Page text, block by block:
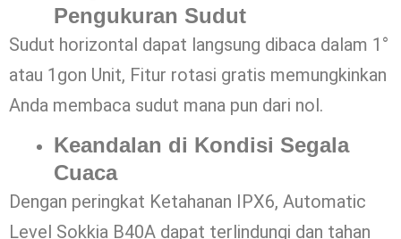
Pengukuran Sudut
Sudut horizontal dapat langsung dibaca dalam 1°
atau 1gon Unit, Fitur rotasi gratis memungkinkan
Anda membaca sudut mana pun dari nol.
Keandalan di Kondisi Segala
Cuaca
Dengan peringkat Ketahanan IPX6, Automatic
Level Sokkia B40A dapat terlindungi dan tahan